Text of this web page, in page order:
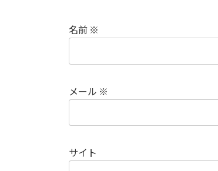
名前 ※
メール ※
サイト